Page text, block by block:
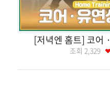
[저녁엔 홈트] 코어
조회 2,329